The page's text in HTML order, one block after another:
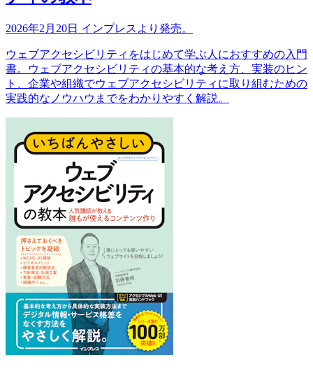
2026年2月20日 インプレスより発売。
ウェブアクセシビリティをはじめて学ぶ人におすすめの入門
書。ウェブアクセシビリティの基本的な考え方、実装のヒン
ト、企業や組織でウェブアクセシビリティに取り組むための
実践的なノウハウまでをわかりやすく解説。